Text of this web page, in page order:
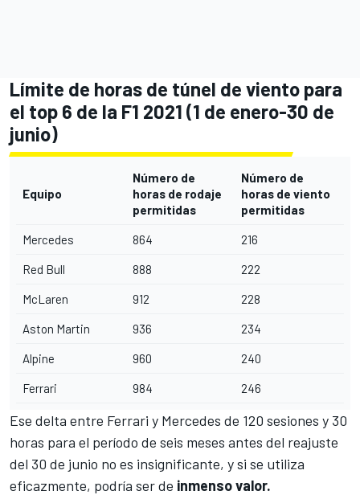
Límite de horas de túnel de viento para
el top 6 de la F1 2021 (1 de enero-30 de
junio)
Equipo
Número de
horas de rodaje
permitidas
Número de
horas de viento
permitidas
Mercedes 864 216
Red Bull 888 222
McLaren 912 228
Aston Martin 936 234
Alpine 960 240
Ferrari 984 246
Ese delta entre Ferrari y Mercedes de 120 sesiones y 30
horas para el período de seis meses antes del reajuste
del 30 de junio no es insignificante, y si se utiliza
eficazmente, podría ser de inmenso valor.